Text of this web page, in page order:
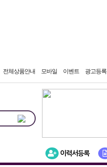
전체상품안내 모바일 이벤트 광고등록
이력서등록